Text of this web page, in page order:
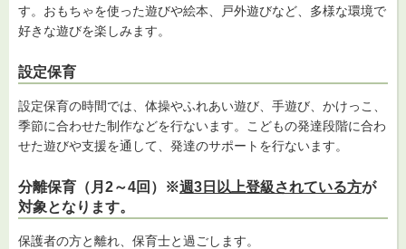
す。おもちゃを使った遊びや絵本、戸外遊びなど、多様な環境で
好きな遊びを楽しみます。
設定保育
設定保育の時間では、体操やふれあい遊び、手遊び、かけっこ、
季節に合わせた制作などを行ないます。こどもの発達段階に合わ
せた遊びや支援を通して、発達のサポートを行ないます。
分離保育（月2～4回）※週3日以上登級されている方が
対象となります。
保護者の方と離れ、保育士と過ごします。